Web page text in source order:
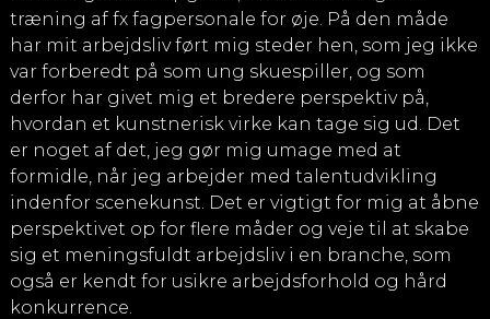
træning af fx fagpersonale for øje. På den måde
har mit arbejdsliv ført mig steder hen, som jeg ikke
var forberedt på som ung skuespiller, og som
derfor har givet mig et bredere perspektiv på,
hvordan et kunstnerisk virke kan tage sig ud. Det
er noget af det, jeg gør mig umage med at
formidle, når jeg arbejder med talentudvikling
indenfor scenekunst. Det er vigtigt for mig at åbne
perspektivet op for flere måder og veje til at skabe
sig et meningsfuldt arbejdsliv i en branche, som
også er kendt for usikre arbejdsforhold og hård
konkurrence.